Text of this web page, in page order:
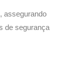
assegurando
de segurança